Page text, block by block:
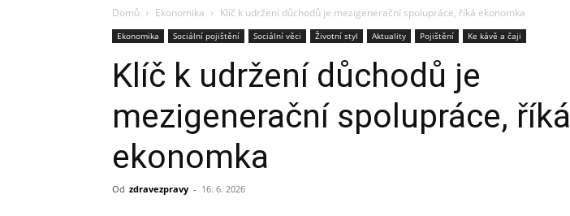
Domů Ekonomika Klíč k udržení důchodů je mezigenerační spolupráce, říká ekonomka
Ekonomika Sociální pojištění Sociální věci Životní styl Aktuality Pojištění Ke kávě a čaji
Klíč k udržení důchodů je
mezigenerační spolupráce, říká
ekonomka
Od zdravezpravy - 16. 6. 2026